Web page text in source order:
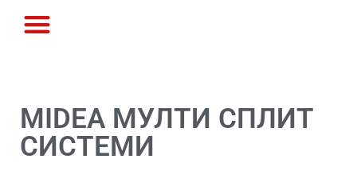
MIDEA МУЛТИ СПЛИТ
СИСТЕМИ